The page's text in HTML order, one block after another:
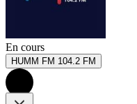
En cours
HUMM FM 104.2 FM